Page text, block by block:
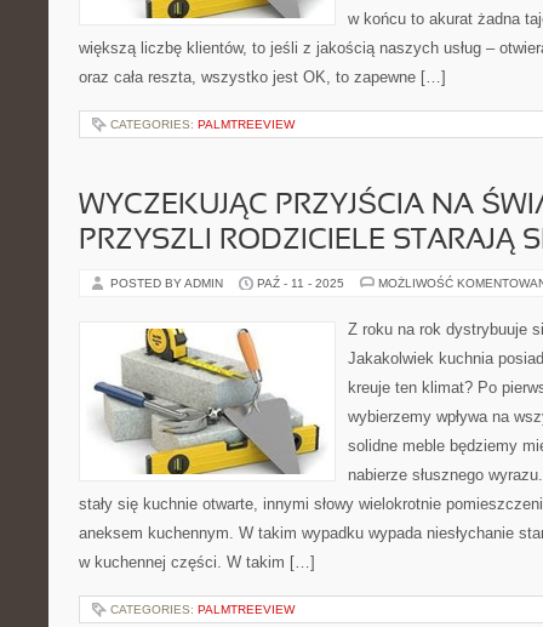
w końcu to akurat żadna
większą liczbę klientów, to jeśli z jakością naszych usług –
oraz cała reszta, wszystko jest OK, to zapewne […]
CATEGORIES: PALMTREEVIEW
WYCZEKUJĄC PRZYJŚCIA NA
PRZYSZLI RODZICIELE STARAJĄ
POSTED BY ADMIN PAŹ - 11 - 2025 MOŻLIWOŚĆ
Z roku na rok dystrybuuje
Jakakolwiek kuchnia
kreuje ten klimat? Po
wybierzemy wpływa na
solidne meble będziemy
nabierze słusznego
stały się kuchnie otwarte, innymi słowy wielokrotnie
aneksem kuchennym. W takim wypadku wypada niesłychanie
w kuchennej części. W takim […]
CATEGORIES: PALMTREEVIEW